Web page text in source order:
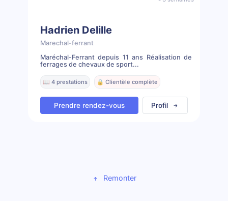
Hadrien Delille
Marechal-ferrant
Maréchal-Ferrant depuis 11 ans Réalisation de
ferrages de chevaux de sport...
📖 4 prestations 🔒 Clientèle complète
Prendre rendez-vous Profil
Remonter